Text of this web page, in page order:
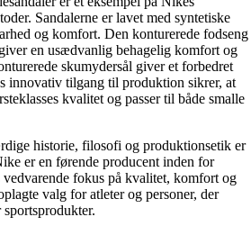
Sandalerne er lavet med syntetiske
og komfort. Den konturerede fodseng
en usædvanlig behagelig komfort og
skumydersål giver et forbedret
innovativ tilgang til produktion sikrer, at
kvalitet og passer til både smalle
historie, filosofi og produktionsetik er
er en førende producent inden for
fokus på kvalitet, komfort og
valg for atleter og personer, der